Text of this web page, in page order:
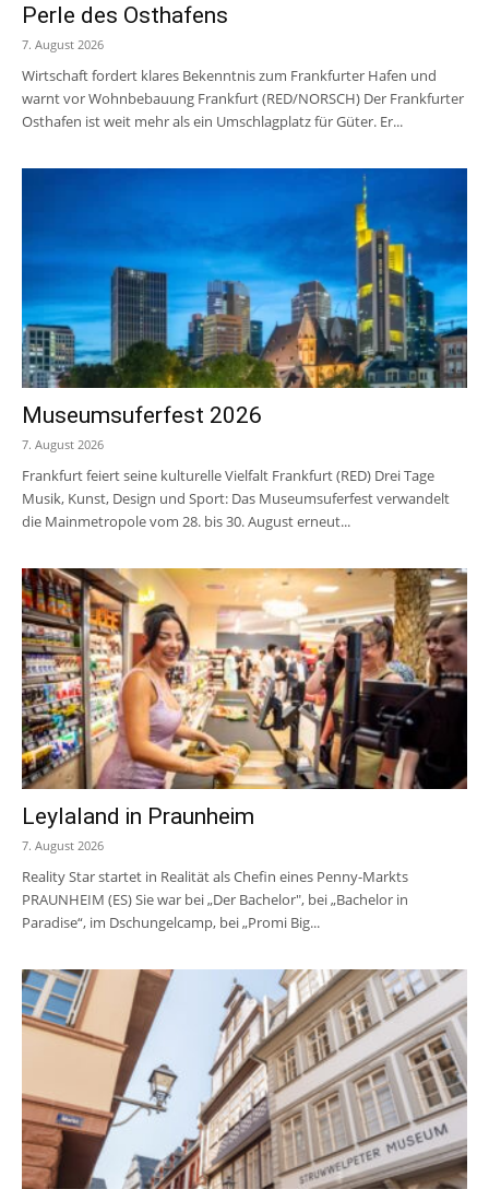
Perle des Osthafens
7. August 2026
Wirtschaft fordert klares Bekenntnis zum Frankfurter Hafen und
warnt vor Wohnbebauung Frankfurt (RED/NORSCH) Der Frankfurter
Osthafen ist weit mehr als ein Umschlagplatz für Güter. Er...
Museumsuferfest 2026
7. August 2026
Frankfurt feiert seine kulturelle Vielfalt Frankfurt (RED) Drei Tage
Musik, Kunst, Design und Sport: Das Museumsuferfest verwandelt
die Mainmetropole vom 28. bis 30. August erneut...
Leylaland in Praunheim
7. August 2026
Reality Star startet in Realität als Chefin eines Penny-Markts
PRAUNHEIM (ES) Sie war bei „Der Bachelor", bei „Bachelor in
Paradise“, im Dschungelcamp, bei „Promi Big...